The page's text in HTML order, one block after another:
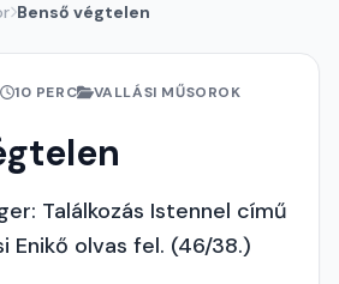
Benső végtelen
10 PERC VALLÁSI MŰSOROK
Találkozás Istennel című
Enikő olvas fel. (46/38.)